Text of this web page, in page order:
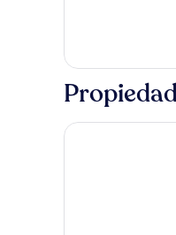
Hotel Murillo